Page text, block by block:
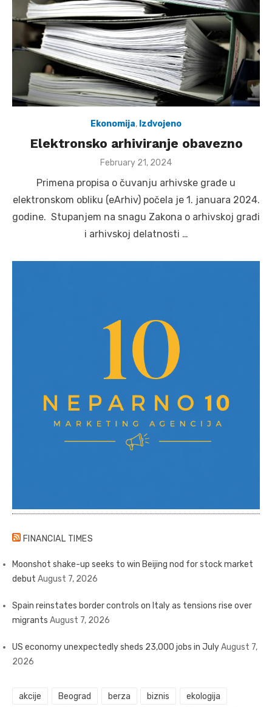
Ekonomija, Izdvojeno
Elektronsko arhiviranje obavezno
Posted
February 21, 2024
Primena propisa o čuvanju arhivske građe u
elektronskom obliku (eArhiv) počela je 1. januara 2024.
godine. Stupanjem na snagu Zakona o arhivskoj građi
i arhivskoj delatnosti …
FINANCIAL TIMES
Moonshot shake-up seeks to win Beijing nod for stock market
debut August 7, 2026
Spain reinstates border controls on Italy as tensions rise over
migrants August 7, 2026
US economy unexpectedly sheds 23,000 jobs in JulyAugust 7,
2026
akcije Beograd berza biznis ekologija